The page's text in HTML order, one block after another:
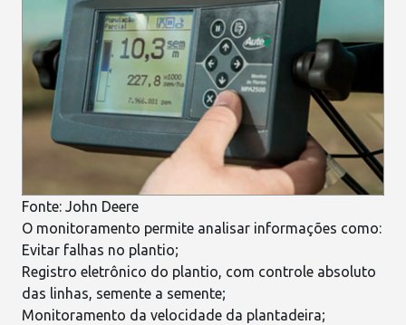
Fonte: John Deere
O monitoramento permite analisar informações como:
Evitar falhas no plantio;
Registro eletrônico do plantio, com controle absoluto
das linhas, semente a semente;
Monitoramento da velocidade da plantadeira;